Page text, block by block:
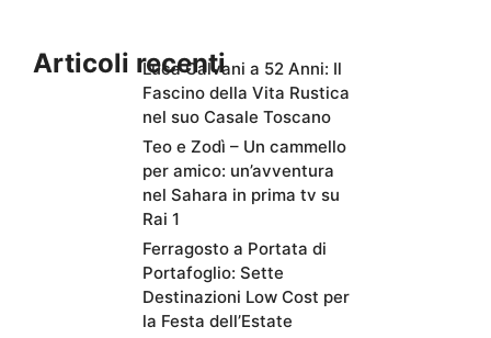
Articoli recentiLuca Calvani a 52 Anni: Il
Fascino della Vita Rustica
nel suo Casale Toscano
Teo e Zodì – Un cammello
per amico: un’avventura
nel Sahara in prima tv su
Rai 1
Ferragosto a Portata di
Portafoglio: Sette
Destinazioni Low Cost per
la Festa dell’Estate